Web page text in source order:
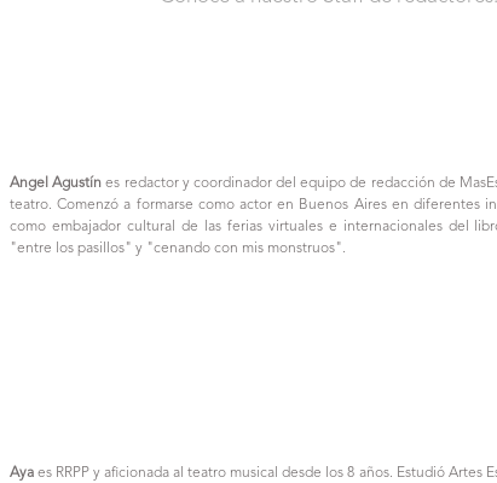
Angel Agustínes redactor y coordinador del equipo de redacción de
teatro. Comenzó a formarse como actor en Buenos Aires en diferentes
como embajador cultural de las ferias virtuales e internacionales del
"entre los pasillos" y "cenando con mis monstruos".
Ayaes RRPP y aficionada al teatro musical desde los 8 años. Estudió Artes